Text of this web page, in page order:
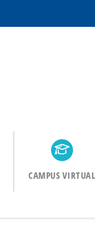
CAMPUS VIRTUAL